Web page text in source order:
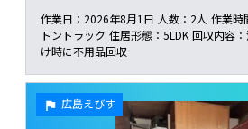
作業日： 2026年8月1日 人数： 2人 作業時
トントラック 住居形態： 5LDK 回収内容：
け時に不用品回収
広島えびす